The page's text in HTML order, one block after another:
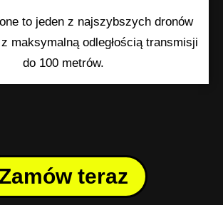
to jeden z najszybszych dronów
maksymalną odległością transmisji
do 100 metrów.
teraz